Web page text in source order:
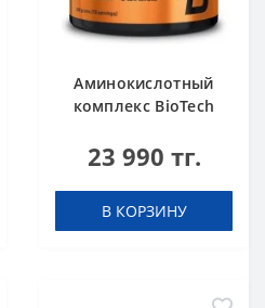
Аминокислотный
комплекс BioTech
unflavoured 300 g
23 990 тг.
В КОРЗИНУ